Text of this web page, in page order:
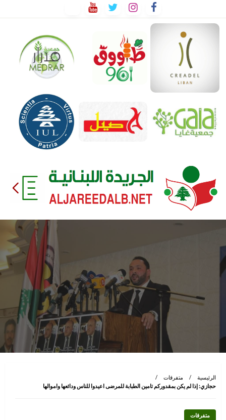
إلى
اللبنانية
الرئيسية
متفرقات
حجازي: إذا لم يكن بمقدوركم تامين الطبابة للمرضى اعيدوا للناس ودائعها واموالها
متفرقات